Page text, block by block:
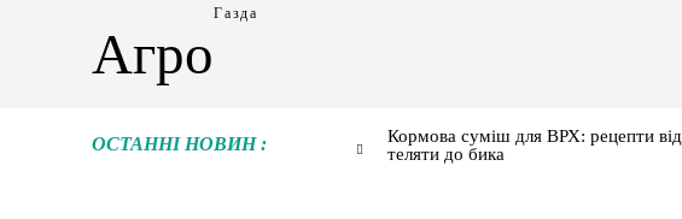
Агро
Газда
ОСТАННІ НОВИН :
Кормова суміш для ВРХ: рецепти від
теляти до бика